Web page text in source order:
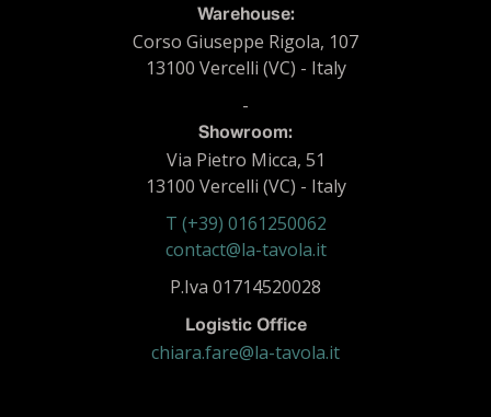
Warehouse:
Corso Giuseppe Rigola, 107
13100 Vercelli (VC) - Italy
-
Showroom:
Via Pietro Micca, 51
13100 Vercelli (VC) - Italy
T (+39) 0161250062
contact@la-tavola.it
P.Iva 01714520028
Logistic Office
chiara.fare@la-tavola.it